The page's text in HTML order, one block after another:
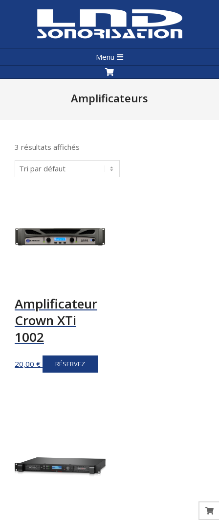
LND
Sonorisation
Navigation
Menu
Menu
Amplificateurs
3 résultats affichés
Amplificateur
Crown XTi
1002
20,00 € RÉSERVEZ